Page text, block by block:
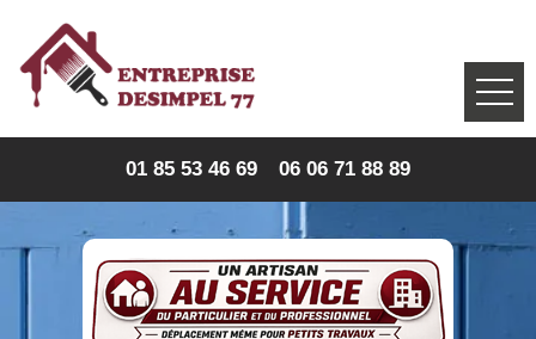
01 85 53 46 69 06 06 71 88 89